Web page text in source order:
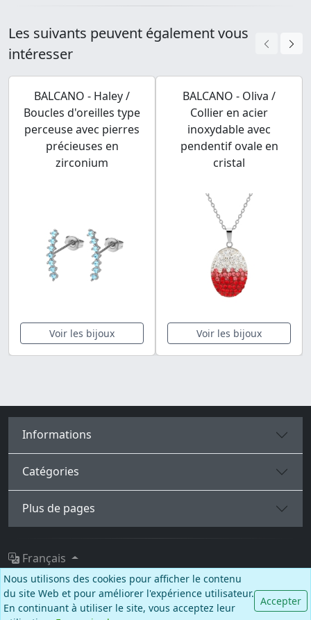
Les suivants peuvent également vous
intéresser
BALCANO - Haley /
Boucles d'oreilles type
perceuse avec pierres
précieuses en
zirconium
Voir les bijoux
BALCANO - Oliva /
Collier en acier
inoxydable avec
pendentif ovale en
cristal
Voir les bijoux
Informations
Catégories
Plus de pages
© BALCANO
Facebook Instagram TikTok
Français
Nous utilisons des cookies pour afficher le contenu
du site Web et pour améliorer l'expérience utilisateur.
En continuant à utiliser le site, vous acceptez leur
Accepter